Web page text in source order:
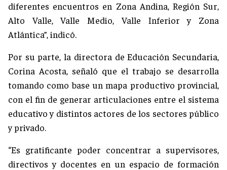
diferentes encuentros en Zona Andina, Región Sur,
Alto Valle, Valle Medio, Valle Inferior y Zona
Atlántica”, indicó.
Por su parte, la directora de Educación Secundaria,
Corina Acosta, señaló que el trabajo se desarrolla
tomando como base un mapa productivo provincial,
con el fin de generar articulaciones entre el sistema
educativo y distintos actores de los sectores público
y privado.
“Es gratificante poder concentrar a supervisores,
directivos y docentes en un espacio de formación